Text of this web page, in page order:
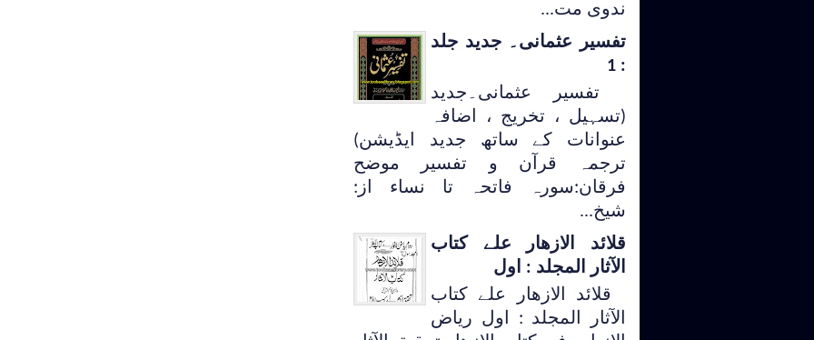
ندوی مت...
تفسیر عثمانی۔ جدید جلد
: 1
تفسیر عثمانی۔جدید
(تسہیل ، تخریج ، اضافہ
عنوانات کے ساتھ جدید ایڈیشن)
ترجمہ قرآن و تفسیر موضح
فرقان:سورہ فاتحہ تا نساء از:
شیخ...
قلائد الازھار علے کتاب
الآثار المجلد : اول
قلائد الازھار علے کتاب
الآثار المجلد : اول ریاض